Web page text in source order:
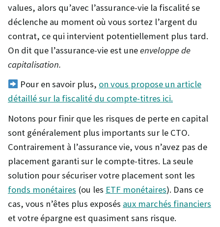
values, alors qu’avec l’assurance-vie la fiscalité se
déclenche au moment où vous sortez l’argent du
contrat, ce qui intervient potentiellement plus tard.
On dit que l’assurance-vie est uneenveloppe de
capitalisation.
Pour en savoir plus, on vous propose un article
détaillé sur la fiscalité du compte-titres ici.
Notons pour finir que les risques de perte en capital
sont généralement plus importants sur le CTO.
Contrairement à l’assurance vie, vous n’avez pas de
placement garanti sur le compte-titres. La seule
solution pour sécuriser votre placement sont les
fonds monétaires (ou les ETF monétaires). Dans ce
cas, vous n’êtes plus exposés aux marchés financiers
et votre épargne est quasiment sans risque.